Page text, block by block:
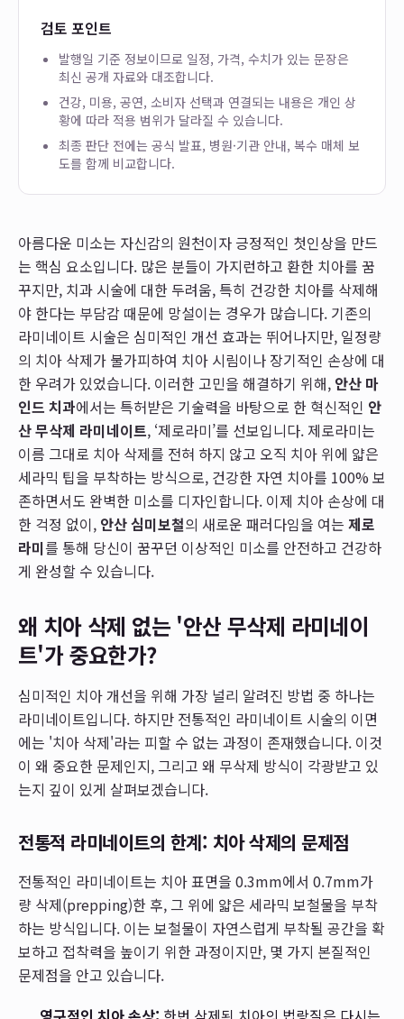
검토 포인트
발행일 기준 정보이므로 일정, 가격, 수치가 있는 문장은
최신 공개 자료와 대조합니다.
건강, 미용, 공연, 소비자 선택과 연결되는 내용은 개인 상
황에 따라 적용 범위가 달라질 수 있습니다.
최종 판단 전에는 공식 발표, 병원·기관 안내, 복수 매체 보
도를 함께 비교합니다.
아름다운 미소는 자신감의 원천이자 긍정적인 첫인상을 만드
는 핵심 요소입니다. 많은 분들이 가지런하고 환한 치아를 꿈
꾸지만, 치과 시술에 대한 두려움, 특히 건강한 치아를 삭제해
야 한다는 부담감 때문에 망설이는 경우가 많습니다. 기존의
라미네이트 시술은 심미적인 개선 효과는 뛰어나지만, 일정량
의 치아 삭제가 불가피하여 치아 시림이나 장기적인 손상에 대
한 우려가 있었습니다. 이러한 고민을 해결하기 위해, 안산 마
인드 치과에서는 특허받은 기술력을 바탕으로 한 혁신적인 안
산 무삭제 라미네이트, ‘제로라미’를 선보입니다. 제로라미는
이름 그대로 치아 삭제를 전혀 하지 않고 오직 치아 위에 얇은
세라믹 팁을 부착하는 방식으로, 건강한 자연 치아를 100% 보
존하면서도 완벽한 미소를 디자인합니다. 이제 치아 손상에 대
한 걱정 없이, 안산 심미보철의 새로운 패러다임을 여는 제로
라미를 통해 당신이 꿈꾸던 이상적인 미소를 안전하고 건강하
게 완성할 수 있습니다.
왜 치아 삭제 없는 '안산 무삭제 라미네이
트'가 중요한가?
심미적인 치아 개선을 위해 가장 널리 알려진 방법 중 하나는
라미네이트입니다. 하지만 전통적인 라미네이트 시술의 이면
에는 '치아 삭제'라는 피할 수 없는 과정이 존재했습니다. 이것
이 왜 중요한 문제인지, 그리고 왜 무삭제 방식이 각광받고 있
는지 깊이 있게 살펴보겠습니다.
전통적 라미네이트의 한계: 치아 삭제의 문제점
전통적인 라미네이트는 치아 표면을 0.3mm에서 0.7mm가
량 삭제(prepping)한 후, 그 위에 얇은 세라믹 보철물을 부착
하는 방식입니다. 이는 보철물이 자연스럽게 부착될 공간을 확
보하고 접착력을 높이기 위한 과정이지만, 몇 가지 본질적인
문제점을 안고 있습니다.